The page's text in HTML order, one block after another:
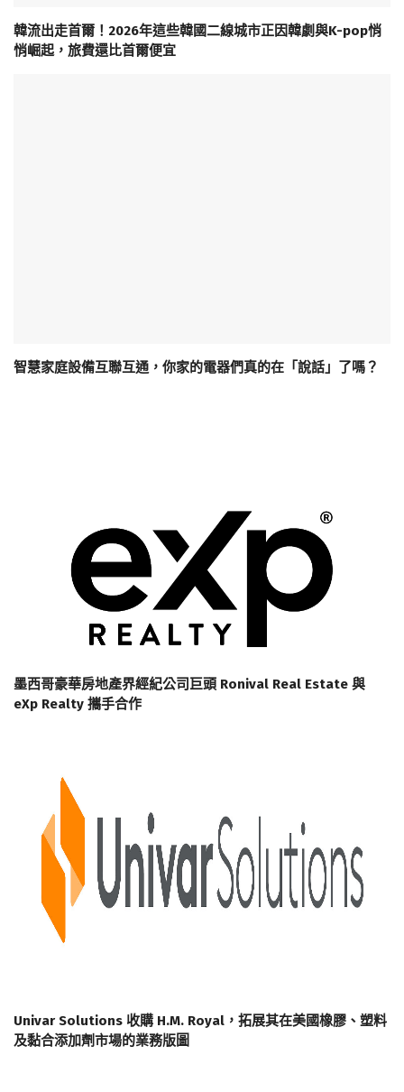
韓流出走首爾！2026年這些韓國二線城市正因韓劇與K-pop悄
悄崛起，旅費還比首爾便宜
智慧家庭設備互聯互通，你家的電器們真的在「說話」了嗎？
墨西哥豪華房地產界經紀公司巨頭 Ronival Real Estate 與
eXp Realty 攜手合作
Univar Solutions 收購 H.M. Royal，拓展其在美國橡膠、塑料
及黏合添加劑市場的業務版圖